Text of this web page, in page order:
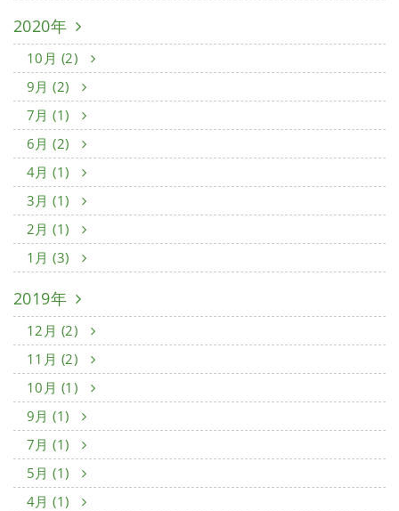
2020年
10月 (2)
9月 (2)
7月 (1)
6月 (2)
4月 (1)
3月 (1)
2月 (1)
1月 (3)
2019年
12月 (2)
11月 (2)
10月 (1)
9月 (1)
7月 (1)
5月 (1)
4月 (1)